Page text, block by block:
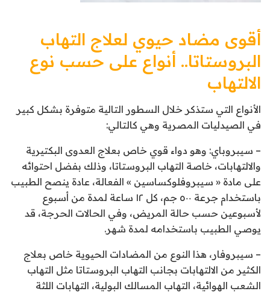
أقوى مضاد حيوي لعلاج التهاب
البروستاتا.. أنواع على حسب نوع
الالتهاب
الأنواع التي ستذكر خلال السطور التالية متوفرة بشكل كبير
في الصيدليات المصرية وهي كالتالي:
– سيبروباي: وهو دواء قوي خاص بعلاج العدوى البكتيرية
والالتهابات، خاصة التهاب البروستاتا، وذلك بفضل احتوائه
على مادة « سيبروفلوكساسين » الفعالة، عادة ينصح الطبيب
باستخدام جرعة ٥٠٠ جم، كل ١٢ ساعة لمدة من أسبوع
لأسبوعين حسب حالة المريض، وفي الحالات الحرجة، قد
يوصي الطبيب باستخدامه لمدة شهر.
– سيبروفار، هذا النوع من المضادات الحيوية خاص بعلاج
الكثير من الالتهابات بجانب التهاب البروستاتا مثل التهاب
الشعب الهوائية، التهاب المسالك البولية، التهابات اللثة